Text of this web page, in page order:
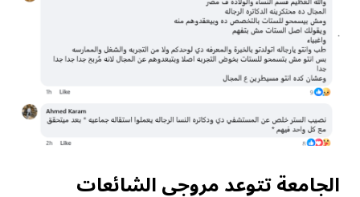
الجامعة تتوعد مروجي الشائعات